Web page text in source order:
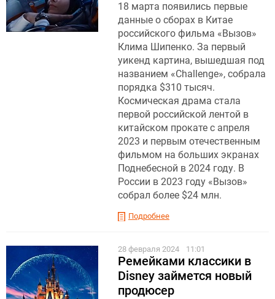
18 марта появились первые
данные о сборах в Китае
российского фильма «Вызов»
Клима Шипенко. За первый
уикенд картина, вышедшая под
названием «Challenge», собрала
порядка $310 тысяч.
Космическая драма стала
первой российской лентой в
китайском прокате с апреля
2023 и первым отечественным
фильмом на больших экранах
Поднебесной в 2024 году. В
России в 2023 году «Вызов»
собрал более $24 млн.
Подробнее
28 февраля 2024 11:01
Ремейками классики в
Disney займется новый
продюсер